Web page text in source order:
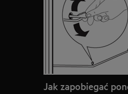
Jak zapobiegać